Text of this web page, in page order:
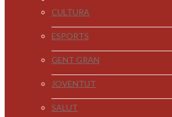
CULTURA
ESPORTS
GENT GRAN
JOVENTUT
SALUT